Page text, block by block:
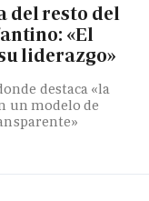
del resto del
«El
liderazgo»
destaca «la
un modelo de